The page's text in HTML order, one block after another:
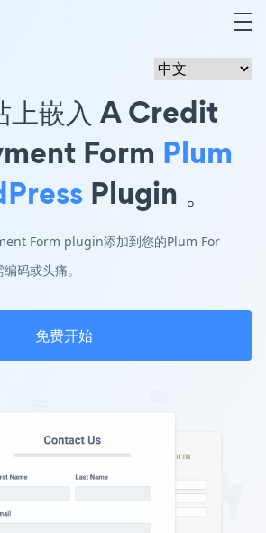
上嵌入 A Credit
Form Plum
Plugin 。
Form plugin添加到您的Plum For
码或头痛。
免费开始